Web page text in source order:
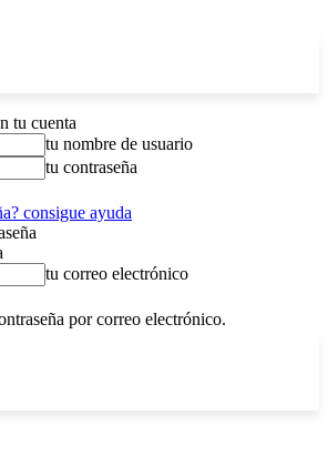
tu cuenta
tu nombre de usuario
tu contraseña
consigue ayuda
tu correo electrónico
por correo electrónico.